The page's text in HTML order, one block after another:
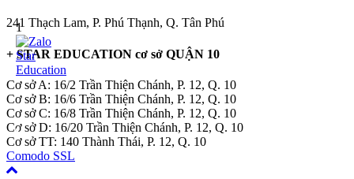
241 Thạch Lam, P. Phú Thạnh, Q. Tân Phú
+ STAR EDUCATION cơ sở QUẬN 10
Cơ sở A: 16/2 Trần Thiện Chánh, P. 12, Q. 10
Cơ sở B: 16/6 Trần Thiện Chánh, P. 12, Q. 10
Cơ sở C: 16/8 Trần Thiện Chánh, P. 12, Q. 10
Cơ sở D: 16/20 Trần Thiện Chánh, P. 12, Q. 10
Cơ sở TT: 140 Thành Thái, P. 12, Q. 10
Comodo SSL
1